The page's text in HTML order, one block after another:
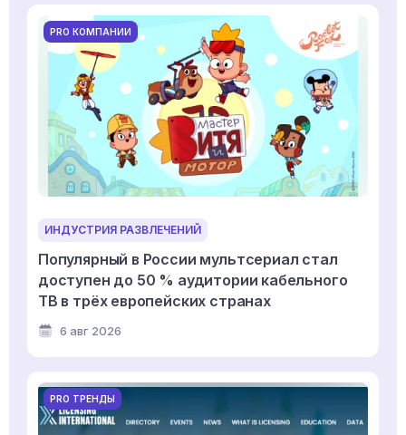
PRO КОМПАНИИ
ИНДУСТРИЯ РАЗВЛЕЧЕНИЙ
Популярный в России мультсериал стал
доступен до 50 % аудитории кабельного
ТВ в трёх европейских странах
6 авг 2026
PRO ТРЕНДЫ